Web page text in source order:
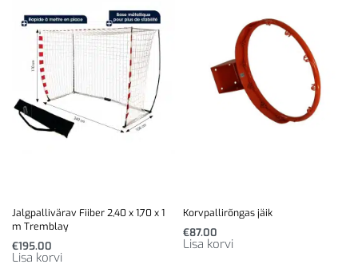
Jalgpallivärav Fiiber 2,40 x 1,70 x 1
m Tremblay
€195.00
Lisa korvi
Korvpallirõngas jäik
€87.00
Lisa korvi